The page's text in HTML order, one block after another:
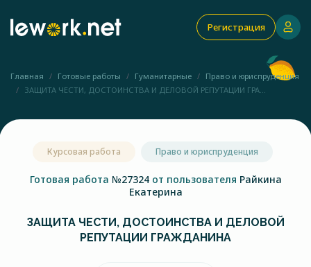
Регистрация
Главная Готовые работы Гуманитарные
Право и юриспруденция
ЗАЩИТА ЧЕСТИ, ДОСТОИНСТВА И ДЕЛОВОЙ РЕПУТАЦИИ ГРА...
Курсовая работа Право и юриспруденция
Готовая работа №27324 от пользователя Райкина
Екатерина
ЗАЩИТА ЧЕСТИ, ДОСТОИНСТВА И ДЕЛОВОЙ
РЕПУТАЦИИ ГРАЖДАНИНА